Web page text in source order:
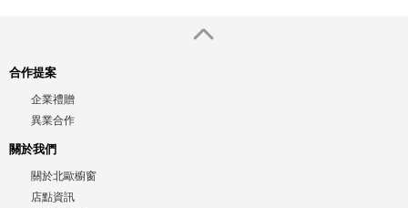
合作提案
企業禮贈
異業合作
關於我們
關於北歐櫥窗
店點資訊